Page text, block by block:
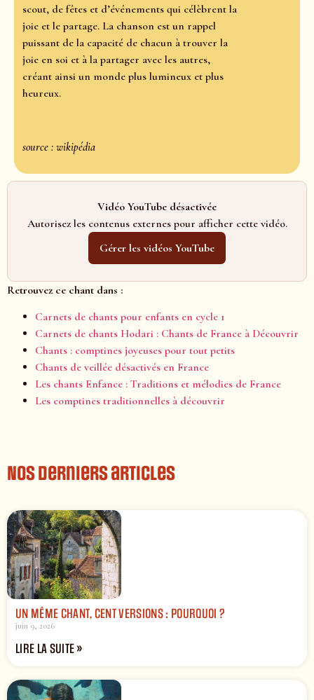
scout, de fêtes et d’événements qui célèbrent la
joie et le partage. La chanson est un rappel
puissant de la capacité de chacun à trouver la
joie en soi et à la partager avec les autres,
créant ainsi un monde plus lumineux et plus
heureux.
source : wikipédia
Vidéo YouTube désactivée
Autorisez les contenus externes pour afficher cette vidéo.
Gérer les vidéos YouTube
Retrouvez ce chant dans :
Carnets de chants pour enfants en cycle 1
Carnets de chants Hodari : Chants de France à Découvrir
Chants : comptines joyeuses pour tout petits
Chants de veillée désactivés en France
Les chants Enfance : Traditions et mélodies de France
Les comptines traditionnelles à découvrir
Nos derniers articles
UN MÊME CHANT, CENT VERSIONS : POURQUOI ?
juin 9, 2026
LIRE LA SUITE »